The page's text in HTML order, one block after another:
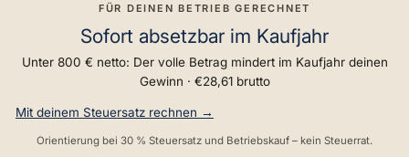
FÜR DEINEN BETRIEB GERECHNET
Sofort absetzbar im Kaufjahr
Unter 800 € netto: Der volle Betrag mindert im Kaufjahr deinen
Gewinn · €28,61brutto
Mit deinem Steuersatz rechnen →
Orientierung bei 30 % Steuersatz und Betriebskauf – kein Steuerrat.